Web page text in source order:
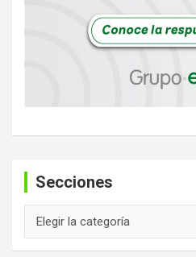
Secciones